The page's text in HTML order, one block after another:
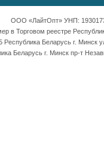
ООО «ЛайтОпт» УНП:
в Торговом реестре
Республика Беларусь г. Минск
Беларусь г. Минск пр-т